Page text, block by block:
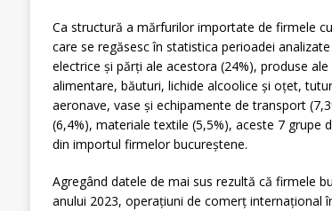
Ca structură a mărfurilor importate de firmele
care se regăsesc în statistica perioadei
electrice și părți ale acestora (24%), produse
alimentare, băuturi, lichide alcoolice și oțet,
aeronave, vase și echipamente de transport
(6,4%), materiale textile (5,5%), aceste 7 grupe
din importul firmelor bucureștene.
Agregând datele de mai sus rezultă că firmele
anului 2023, operațiuni de comerț internațional